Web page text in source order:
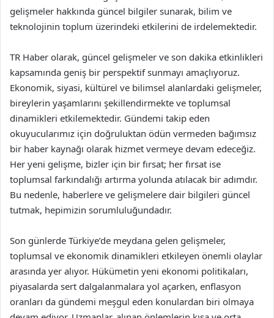
gelişmeler hakkında güncel bilgiler sunarak, bilim ve
teknolojinin toplum üzerindeki etkilerini de irdelemektedir.
TR Haber olarak, güncel gelişmeler ve son dakika etkinlikleri
kapsamında geniş bir perspektif sunmayı amaçlıyoruz.
Ekonomik, siyasi, kültürel ve bilimsel alanlardaki gelişmeler,
bireylerin yaşamlarını şekillendirmekte ve toplumsal
dinamikleri etkilemektedir. Gündemi takip eden
okuyucularımız için doğruluktan ödün vermeden bağımsız
bir haber kaynağı olarak hizmet vermeye devam edeceğiz.
Her yeni gelişme, bizler için bir fırsat; her fırsat ise
toplumsal farkındalığı artırma yolunda atılacak bir adımdır.
Bu nedenle, haberlere ve gelişmelere dair bilgileri güncel
tutmak, hepimizin sorumluluğundadır.
Son günlerde Türkiye’de meydana gelen gelişmeler,
toplumsal ve ekonomik dinamikleri etkileyen önemli olaylar
arasında yer alıyor. Hükümetin yeni ekonomi politikaları,
piyasalarda sert dalgalanmalara yol açarken, enflasyon
oranları da gündemi meşgul eden konulardan biri olmaya